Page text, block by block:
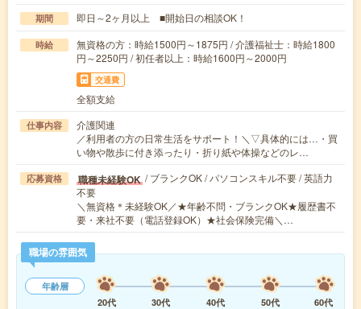
期間 即日～2ヶ月以上 ■開始日の相談OK！
時給
無資格の方：時給1500円～1875円 / 介護福祉士：時給1800
円～2250円 / 初任者以上：時給1600円～2000円
交通費
全額支給
仕事内容
介護関連
／利用者の方の日常生活をサポート！＼▽具体的には…・買
い物や散歩に付き添ったり・折り紙や体操などのレ…
応募資格 職種未経験OK / ブランクOK / パソコンスキル不要 / 英語力
不要
＼無資格＊未経験OK／★年齢不問・ブランクOK★履歴書不
要・来社不要（電話登録OK）★社会保険完備＼…
職場の雰囲気
年齢層
20代
30代 40代 50代 60代